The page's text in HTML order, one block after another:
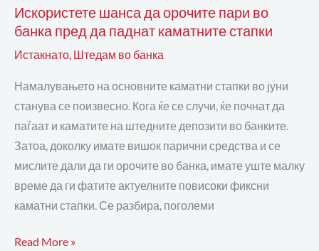
Искористете шанса да орочите пари во
банка пред да паднат каматните стапки
Истакнато, Штедам во банка
Намалувањето на основните каматни стапки во јуни
станува се поизвесно. Кога ќе се случи, ќе почнат да
паѓаат и каматите на штедните депозити во банките.
Затоа, доколку имате вишок парични средства и се
мислите дали да ги орочите во банка, имате уште малку
време да ги фатите актуелните повисоки фиксни
каматни стапки. Се разбира, поголеми
паднат
каматните
стапки
Read More »